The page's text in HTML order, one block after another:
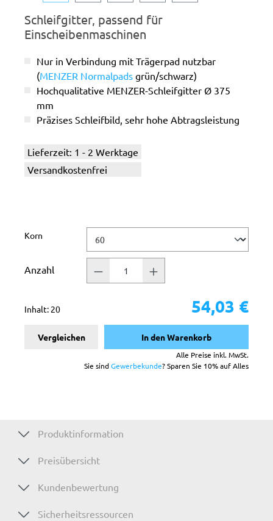
Schleifgitter, passend für
Einscheibenmaschinen
Nur in Verbindung mit Trägerpad nutzbar
(MENZER Normalpads grün/schwarz)
Hochqualitative MENZER-Schleifgitter Ø 375
mm
Präzises Schleifbild, sehr hohe Abtragsleistung
Lieferzeit: 1 - 2 Werktage
Versandkostenfrei
Korn
Anzahl
Inhalt: 20 54,03 €
Vergleichen In den Warenkorb
Alle Preise inkl. MwSt.
Sie sindGewerbekunde? Sparen Sie 10% auf Alles
Produktinformation
Preisübersicht
Kundenbewertung
Sicherheitsressourcen